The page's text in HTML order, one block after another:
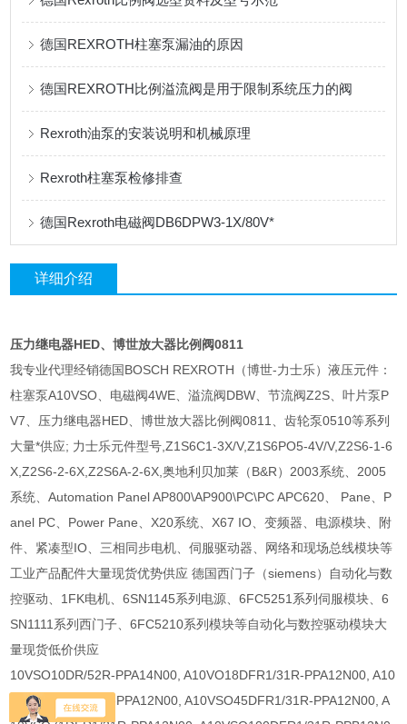
德国REXROTH柱塞泵漏油的原因
德国REXROTH比例溢流阀是用于限制系统压力的阀
Rexroth油泵的安装说明和机械原理
Rexroth柱塞泵检修排查
德国Rexroth电磁阀DB6DPW3-1X/80V*
详细介绍
压力继电器HED、博世放大器比例阀0811
我专业代理经销德国BOSCH REXROTH（博世-力士乐）液压元件：
柱塞泵A10VSO、电磁阀4WE、溢流阀DBW、节流阀Z2S、叶片泵P
V7、压力继电器HED、博世放大器比例阀0811、齿轮泵0510等系列
大量*供应; 力士乐元件型号,Z1S6C1-3X/V,Z1S6PO5-4V/V,Z2S6-1-6
X,Z2S6-2-6X,Z2S6A-2-6X,奥地利贝加莱（B&R）2003系统、2005
系统、Automation Panel AP800\AP900\PC\PC APC620、 Pane、P
anel PC、Power Pane、X20系统、X67 IO、变频器、电源模块、附
件、紧凑型IO、三相同步电机、伺服驱动器、网络和现场总线模块等
工业产品配件大量现货优势供应 德国西门子（siemens）自动化与数
控驱动、1FK电机、6SN1145系列电源、6FC5251系列伺服模块、6
SN1111系列西门子、6FC5210系列模块等自动化与数控驱动模块大
量现货低价供应
10VSO10DR/52R-PPA14N00, A10VO18DFR1/31R-PPA12N00, A10
VSO28DFR1/31R-PPA12N00, A10VSO45DFR1/31R-PPA12N00, A